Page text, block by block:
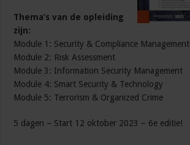
Thema’s van de opleiding
zijn:
Module 1: Security & Compliance Management
Module 2: Risk Assessment
Module 3: Information Security Management
Module 4: Smart Security & Technology
Module 5: Terrorism & Organized Crime
5 dagen – Start 12 oktober 2023 – 6e editie!